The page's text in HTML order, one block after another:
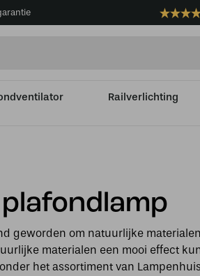
Railverlichting
geworden om natuurlijke
materialen een mooi effect
het assortiment van